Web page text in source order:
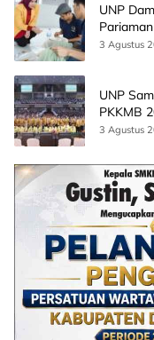
UNP
AI
3 Agustus
UNP
PKKMB
3 Agustus